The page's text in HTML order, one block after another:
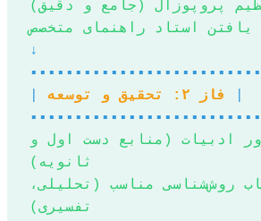
پروپوزال (جامع و دقیق)
یافتن استاد راهنمای متخصص
↓
فاز ۲: تحقیق و توسعه
ادبیات (منابع دست اول و
ثانویه)
روش‌شناسی مناسب (تحلیلی،
تفسیری)